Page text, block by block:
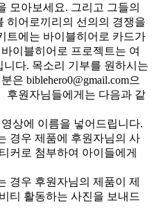
모아보세요. 그리고 그들의
히어로끼리의 선의의 경쟁을
트에는 바이블히어로 카드가
이블히어로 프로젝트는 여
다. 목소리 기부를 원하시는
은 biblehero0@gmail.com으
후원자님들에게는 다음과 같
상에 이름을 넣어드립니다.
경우 제품에 후원자님의 사
커로 첨부하여 아이들에게
경우 후원자님의 제품이 제
티 활동하는 사진을 보내드